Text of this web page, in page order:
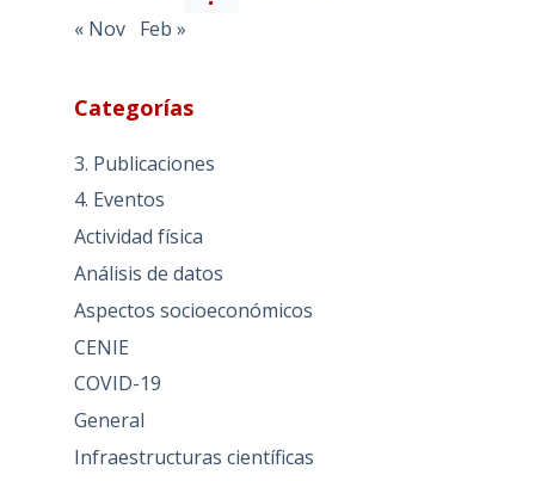
« Nov Feb »
Categorías
3. Publicaciones
4. Eventos
Actividad física
Análisis de datos
Aspectos socioeconómicos
CENIE
COVID-19
General
Infraestructuras científicas